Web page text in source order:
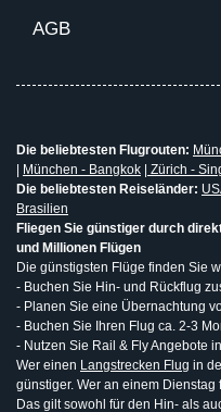
AGB
Die beliebtesten Flugrouten:
München - Bangkok
Zürich -
Die beliebtesten Reiseländer:
Brasilien
Fliegen Sie günstiger durch
und Millionen Flügen
Die günstigsten Flüge finden Sie
- Buchen Sie Hin- und Rückflug
- Planen Sie eine Übernachtung
- Buchen Sie Ihren Flug ca. 2-3
- Nutzen Sie Rail & Fly Angebote
Wer einen Langstrecken Flug in
günstiger. Wer an einem
Das gilt sowohl für den Hin- als